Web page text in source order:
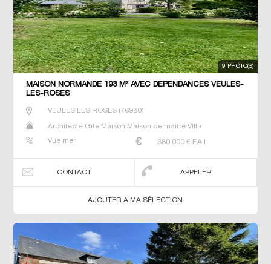
9 PHOTO(S)
MAISON NORMANDE 193 M² AVEC DEPENDANCES VEULES-
LES-ROSES
VEULES LES ROSES(76980)
Architecte Gîte Maison Maison de maitre Villa
Vue mer 380 000 € F.A.I
CONTACT APPELER
AJOUTER A MA SÉLECTION